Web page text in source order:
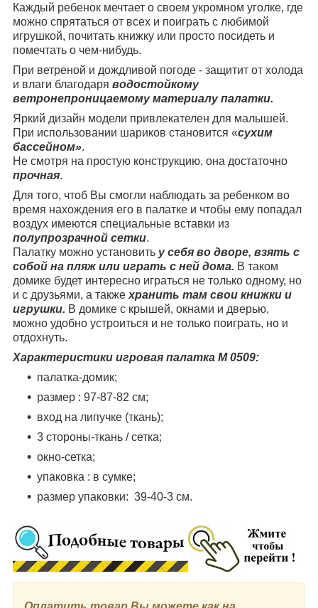
Каждый ребенок мечтает о своем укромном уголке, где
можно спрятаться от всех и поиграть с любимой
игрушкой, почитать книжку или просто посидеть и
помечтать о чем-нибудь.
При ветреной и дождливой погоде - защитит от холода
и влаги благодаря водостойкому
ветронепроницаемому материалу палатки.
Яркий дизайн модели привлекателен для малышей.
При использовании шариков становится «сухим
бассейном».
Не смотря на простую конструкцию, она достаточно
прочная.
Для того, чтоб Вы смогли наблюдать за ребенком во
время нахождения его в палатке и чтобы ему попадал
воздух имеются специальные вставки из
полупрозрачной сетки.
Палатку можно установить у себя во дворе, взять с
собой на пляж или играть с ней дома. В таком
домике будет интересно играться не только одному, но
и с друзьями, а также хранить там свои книжки и
игрушки. В домике с крышей, окнами и дверью,
можно удобно устроиться и не только поиграть, но и
отдохнуть.
Характеристики игровая палатка M 0509:
палатка-домик;
размер : 97-87-82 см;
вход на липучке (ткань);
3 стороны-ткань / сетка;
окно-сетка;
упаковка : в сумке;
размер упаковки: 39-40-3 см.